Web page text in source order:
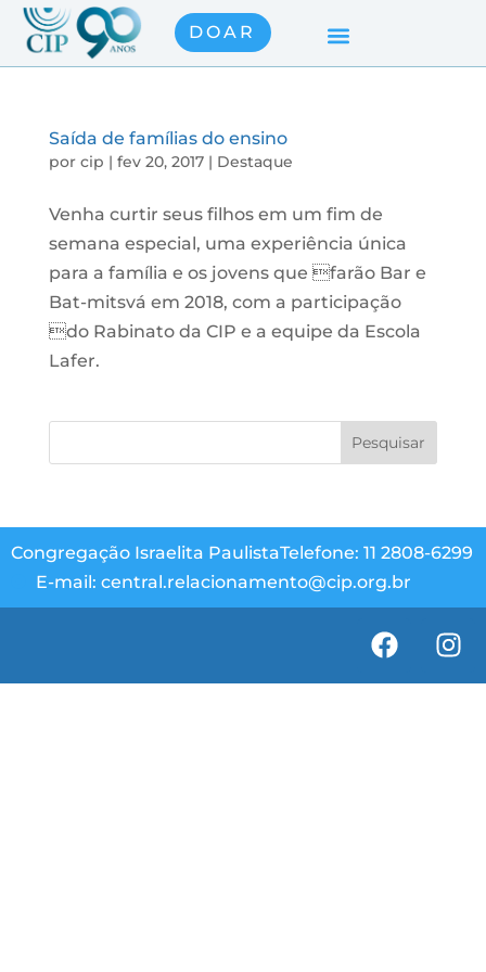
DOAR
Saída de famílias do ensino
por cip | fev 20, 2017| Destaque
Venha curtir seus filhos em um fim de
semana especial, uma experiência única
para a família e os jovens que farão Bar e
Bat-mitsvá em 2018, com a participação
do Rabinato da CIP e a equipe da Escola
Lafer.
Congregação Israelita PaulistaTelefone: 11 2808-6299
E-mail: central.relacionamento@cip.org.br